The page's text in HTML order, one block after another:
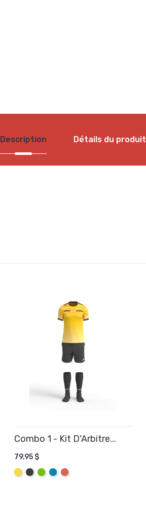
Description Détails du produit
Combo 1 - Kit D'Arbitre...
79,95 $
JauneGraphite
LimeAquaRose
AJOUTER AU PANIER